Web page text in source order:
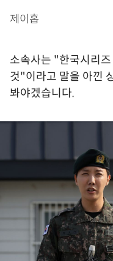
제이홉
소속사는 "한국시리
것"이라고 말을 아낀
봐야겠습니다.